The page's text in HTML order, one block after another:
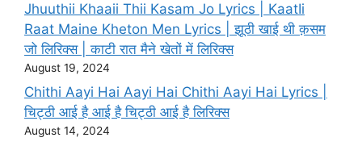
Jhuuthii Khaaii Thii Kasam Jo Lyrics | KaatIi
Raat Maine Kheton Men Lyrics | झूठी खाई थी क़सम
जो लिरिक्स | काटी रात मैने खेतों में लिरिक्स
August 19, 2024
Chithi Aayi Hai Aayi Hai Chithi Aayi Hai Lyrics |
चिट्ठी आई है आई है चिट्ठी आई है लिरिक्स
August 14, 2024